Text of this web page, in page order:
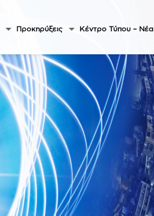
Προκηρύξεις Κέντρο Τύπου – Νέα